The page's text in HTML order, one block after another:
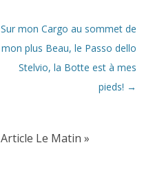
Sur mon Cargo au sommet de
mon plus Beau, le Passo dello
Stelvio, la Botte est à mes
pieds! →
Article Le Matin »